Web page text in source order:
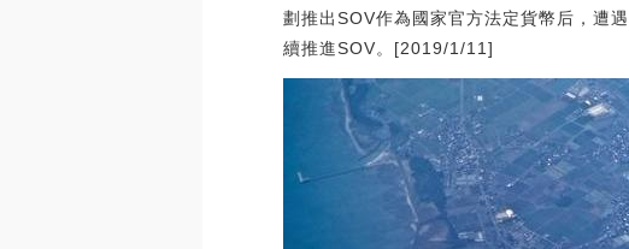
劃推出SOV作為國家官方法定貨幣后，遭
續推進SOV。[2019/1/11]